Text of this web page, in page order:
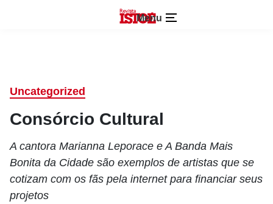
Menu
Uncategorized
Consórcio Cultural
A cantora Marianna Leporace e A Banda Mais
Bonita da Cidade são exemplos de artistas que se
cotizam com os fãs pela internet para financiar seus
projetos